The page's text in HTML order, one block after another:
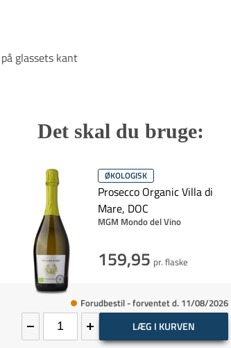
glassets kant
Det skal du bruge:
ØKOLOGISK
Prosecco Organic Villa di
Mare, DOC
MGM Mondo del Vino
159,95 pr. flaske
Forudbestil - forventet d. 11/08/2026
LÆG I KURVEN